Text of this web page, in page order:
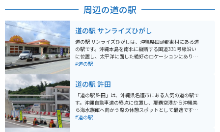
周辺の道の駅
道の駅 サンライズひがし
道の駅 サンライズひがしは、沖縄県国頭郡東村にある道
の駅です。沖縄本島を南北に縦断する国道331号線沿い
に位置し、太平洋に面した絶好のロケーションにありま
す。 施設内には、地元の新鮮な野菜や果物を販売する農
は、水平線から昇る朝日を眺めることができます。 バイ
クで訪れる場合、道の駅には広々とした駐車場が完備さ
れているので安心です。周辺には、慶佐次湾のヒルギ林
など、自然豊かな観光スポットも点在しています。 東村
は、パイナップルの生産が盛んな地域として知られてい
#道の駅
道の駅 許田
「道の駅 許田」は、沖縄県名護市にある人気の道の駅で
す。沖縄自動車道の終点に位置し、那覇空港から沖縄美
ら海水族館へ向かう際の休憩スポットとして最適です。
地元の新鮮な野菜や果物が豊富に揃う農産物直売所は、
#道の駅